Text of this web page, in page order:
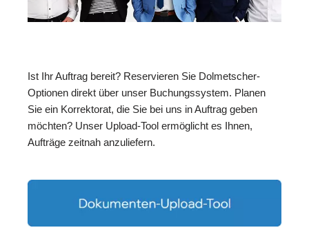
Ist Ihr Auftrag bereit? Reservieren Sie Dolmetscher-
Optionen direkt über unser Buchungssystem. Planen
Sie ein Korrektorat, die Sie bei uns in Auftrag geben
möchten? Unser Upload-Tool ermöglicht es Ihnen,
Aufträge zeitnah anzuliefern.